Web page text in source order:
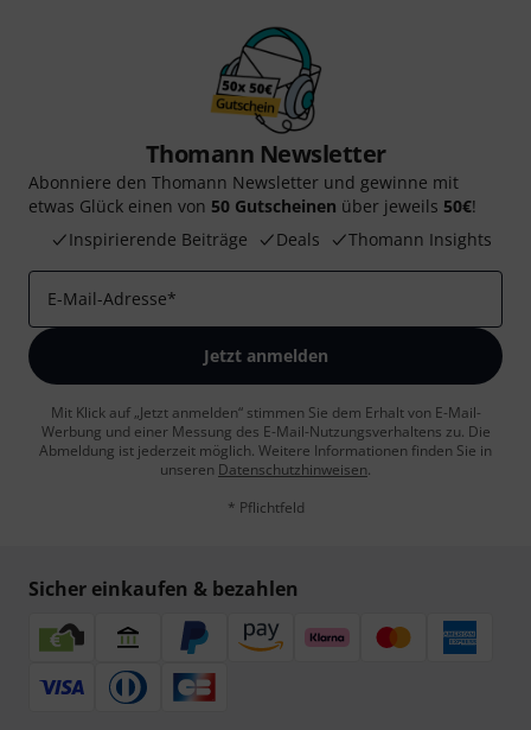
Thomann Newsletter
Abonniere den Thomann Newsletter und gewinne mit
etwas Glück einen von 50 Gutscheinen über jeweils 50€!
Inspirierende Beiträge
Deals Thomann Insights
E-Mail-Adresse*
Jetzt anmelden
Mit Klick auf „Jetzt anmelden“ stimmen Sie dem Erhalt von E-Mail-
Werbung und einer Messung des E-Mail-Nutzungsverhaltens zu. Die
Abmeldung ist jederzeit möglich. Weitere Informationen finden Sie in
unseren Datenschutzhinweisen.
* Pflichtfeld
Sicher einkaufen & bezahlen